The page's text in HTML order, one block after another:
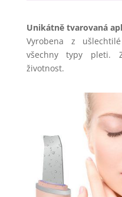
Unikátně tvarovaná
Vyrobena z
všechny typy pleti.
životnost.